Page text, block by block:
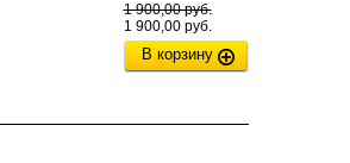
1 900,00 руб.
1 900,00 руб.
В корзину